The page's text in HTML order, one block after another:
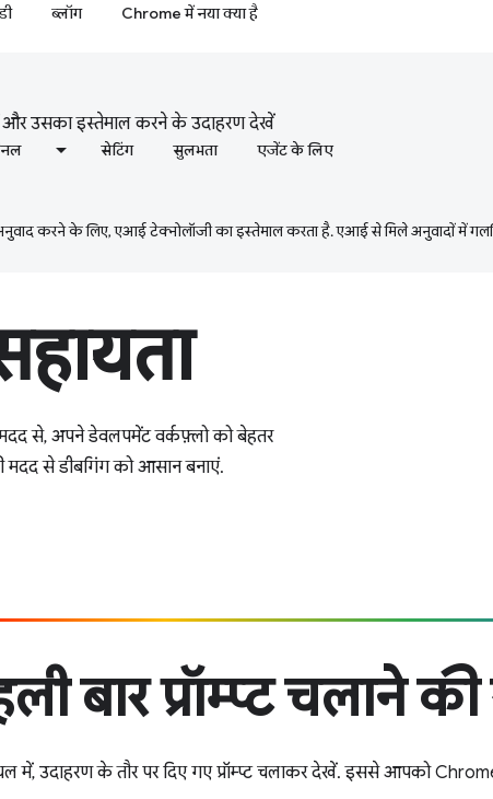
ब्लॉग Chrome में नया क्या है
उसका इस्तेमाल करने के उदाहरण देखें
सेटिंग सुलभता एजेंट के लिए
करने के लिए, एआई टेक्नोलॉजी का इस्तेमाल करता है. एआई से मिले अनुवादों में
से, अपने डेवलपमेंट वर्कफ़्लो को बेहतर
मदद से डीबगिंग को आसान बनाएं.
बार प्रॉम्प्ट चलाने
में, उदाहरण के तौर पर दिए गए प्रॉम्प्ट चलाकर देखें. इससे आपको